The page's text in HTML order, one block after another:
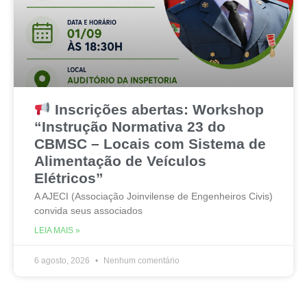
Inscrições abertas: Workshop
“Instrução Normativa 23 do
CBMSC – Locais com Sistema de
Alimentação de Veículos
Elétricos”
A AJECI (Associação Joinvilense de Engenheiros Civis)
convida seus associados
LEIA MAIS »
6 agosto, 2026 Nenhum comentário